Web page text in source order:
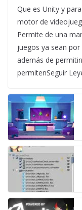
Que es Unity y
motor de
Permite de una
juegos ya sean
además de
permitenSeguir